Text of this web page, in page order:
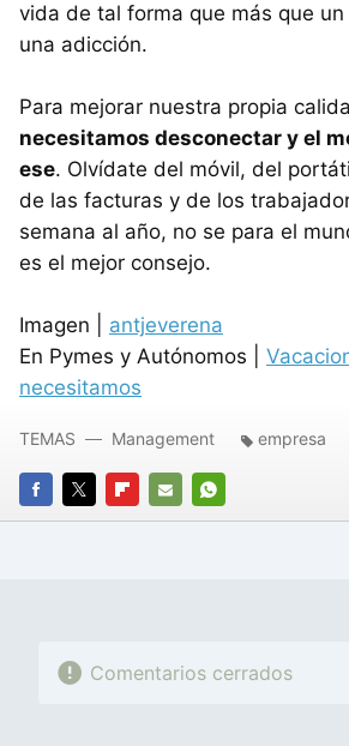
vida de tal forma que más que
una adicción.
Para mejorar nuestra propia
necesitamos desconectar y el
ese. Olvídate del móvil, del
de las facturas y de los
semana al año, no se para el
es el mejor consejo.
Imagen | antjeverena
En Pymes y Autónomos |
necesitamos
FACEBOOK
TWITTERFLIPBOARD
E-
WHATSAPP
TEMAS Management empresa
Comentarios cerrados